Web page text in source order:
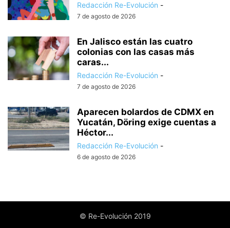
Redacción Re-Evolución -
7 de agosto de 2026
En Jalisco están las cuatro
colonias con las casas más
caras...
Redacción Re-Evolución -
7 de agosto de 2026
Aparecen bolardos de CDMX en
Yucatán, Döring exige cuentas a
Héctor...
Redacción Re-Evolución -
6 de agosto de 2026
© Re-Evolución 2019